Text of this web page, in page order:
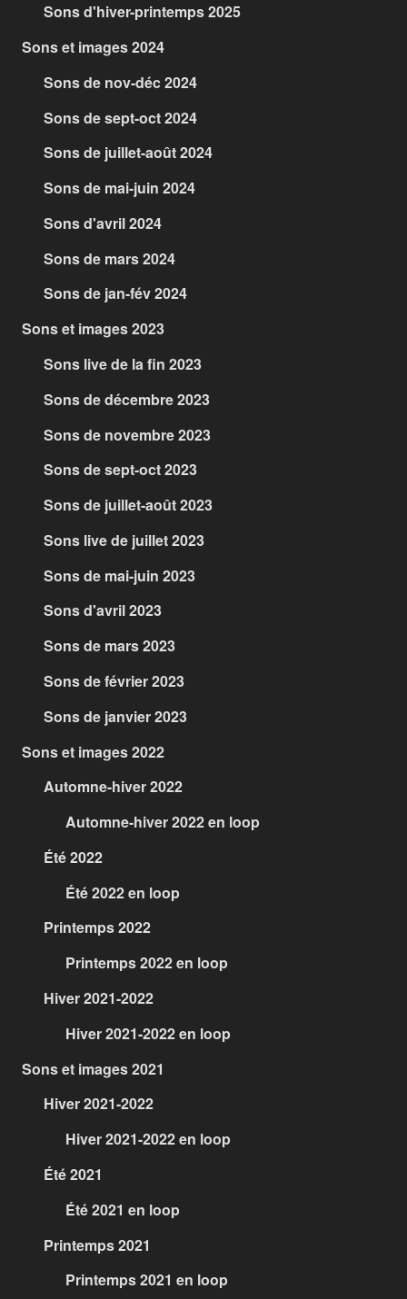
Sons d'hiver-printemps 2025
Sons et images 2024
Sons de nov-déc 2024
Sons de sept-oct 2024
Sons de juillet-août 2024
Sons de mai-juin 2024
Sons d'avril 2024
Sons de mars 2024
Sons de jan-fév 2024
Sons et images 2023
Sons live de la fin 2023
Sons de décembre 2023
Sons de novembre 2023
Sons de sept-oct 2023
Sons de juillet-août 2023
Sons live de juillet 2023
Sons de mai-juin 2023
Sons d'avril 2023
Sons de mars 2023
Sons de février 2023
Sons de janvier 2023
Sons et images 2022
Automne-hiver 2022
Automne-hiver 2022 en loop
Été 2022
Été 2022 en loop
Printemps 2022
Printemps 2022 en loop
Hiver 2021-2022
Hiver 2021-2022 en loop
Sons et images 2021
Hiver 2021-2022
Hiver 2021-2022 en loop
Été 2021
Été 2021 en loop
Printemps 2021
Printemps 2021 en loop